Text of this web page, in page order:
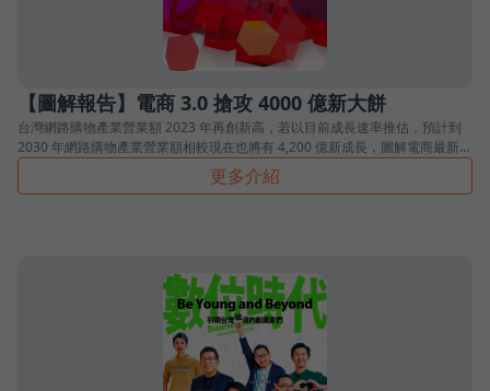
【圖解報告】電商 3.0 搶攻 4000 億新大餅
台灣網路購物產業營業額 2023 年再創新高，若以目前成長速率推估，預計到
2030 年網路購物產業營業額相較現在也將有 4,200 億新成長，圖解電商最新趨
勢。
更多介紹